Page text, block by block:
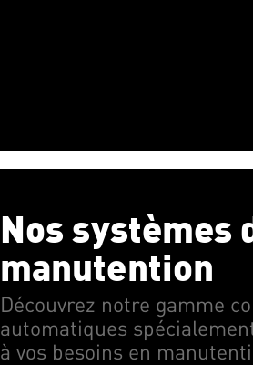
Nos systèmes
manutention
Découvrez notre gamme
automatiques
à vos besoins en